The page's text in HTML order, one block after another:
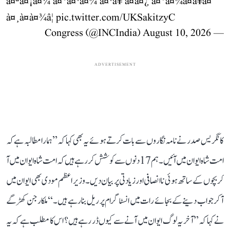
à¤¸à¤­à¤¾â¦ pic.twitter.com/UKSakitzyC
— Congress (@INCIndia)
August 10, 2026
ADVERTISEMENT
کانگریس صدر نے نامہ نگاروں سے بات کرتے ہوئے یہ بھی کہا کہ ’’ہمارا مطالبہ ہے کہ
امت شاہ ایوان میں آئیں۔ ہم 17 دنوں سے کوشش کر رہے ہیں کہ امت شاہ ایوان میں آ
کر بچوں کے ساتھ ہوئی ناانصافی اور زیادتی پر بیان دیں۔ وزیر اعظم مودی بھی ایوان میں
آ کر جواب دینے کے بجائے رات میں انسٹاگرام پر ریل بنا رہے ہیں۔‘‘ ملکارجن کھڑگے
نے کہا کہ ’’آخر یہ لوگ ایوان میں آنے سے کیوں ڈر رہے ہیں؟ اس کا مطلب ہے کہ یہ